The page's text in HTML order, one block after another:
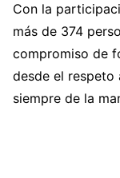
Con la
más de 374
compromiso de
desde el respeto
siempre de la